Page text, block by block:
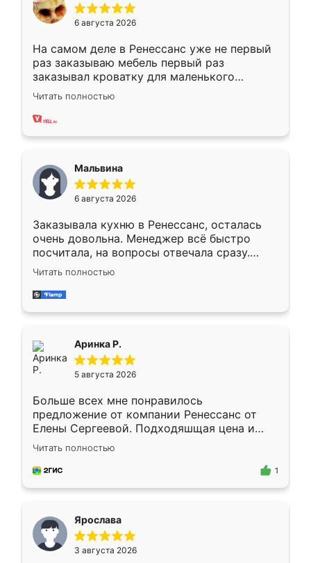
6 августа 2026
На самом деле в Ренессанс уже не первый
раз заказываю мебель первый раз
заказывал кроватку для маленького
ребёнка при его рождении ,во второй раз
заказал шкаф-купе. По качеству очень
хорошее сборка достаточно быстрая,
меньше, здесь же он более разнообразный.
Мне нравится ,если что-то потребуется из
мебели буду заказывать только здесь.
Читать полностью
Мальвина
6 августа 2026
Заказывала кухню в Ренессанс, осталась
очень довольна. Менеджер всё быстро
посчитала, на вопросы отвечала сразу.
Замерщик приехал в субботу, подошёл к
делу со всей ответственностью. Собрали
за день, ребята работали аккуратно, даже
Читать полностью
Аринка Р.
5 августа 2026
Больше всех мне понравилось
предложение от компании Ренессанс от
Елены Сергеевой. Подходяшщая цена и
короткие сроки изготовления. Приехавший
для замера сотрудник Владислав
предложил по моему эскизу самый
Читать полностью
1
Ярослава
3 августа 2026